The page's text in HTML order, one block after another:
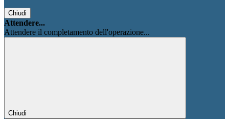
Chiudi
Attendere...
Attendere il completamento dell'operazione...
Chiudi